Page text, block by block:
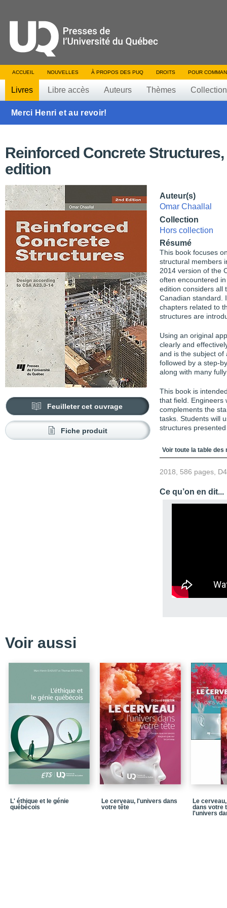
ACCUEIL NOUVELLES À PROPOS DES PUQ DROITS POUR
Livres Libre accès Auteurs Thèmes
Merci Henri et au revoir!
Reinforced Concrete Structures,
edition
Feuilleter cet ouvrage
Fiche produit
Auteur(s)
Omar Chaallal
Collection
Hors collection
Résumé
This book focuses
structural members
2014 version of the
often encountered
edition considers all
Canadian standard.
chapters related to
structures are
Using an original
clearly and
and is the subject of
followed by a step-
along with many
This book is
that field. Engineers
complements the
tasks. Students will
structures
Table des
Voir toute la table des
2018, 586 pages,
Ce qu’on en dit...
Voir aussi
L' éthique et le génie
québécois
Le cerveau, l'univers dans
votre tête
Le
dans votre
l'univers